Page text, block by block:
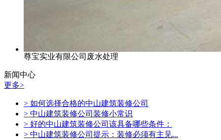
尊宝实业有限公司废水处理
新闻中心
更多>
> 如何选择合格的中山建筑装修公司
> 中山建筑装修公司装修小常识
> 好的中山建筑装修公司该具备哪些条件：
> 中山建筑装修公司提示：装修必须有主见...